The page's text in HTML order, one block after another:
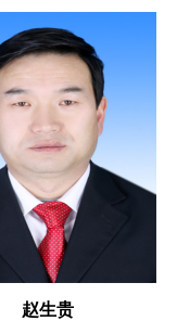
赵生贵